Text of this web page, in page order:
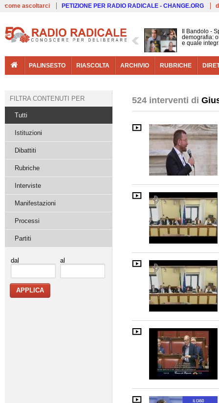
come ascoltarci PETIZIONE PER RADIO RADICALE - CHANGE.ORG
Il Bandolo -
demografia:
e quale
PALINSESTO RIASCOLTA ARCHIVIO RUBRICHE
524 interventi di
FILTRA CONTENUTI PER
Tutti
Istituzioni
Dibattiti
Rubriche
Interviste
Manifestazioni
Processi
Partiti
dal al